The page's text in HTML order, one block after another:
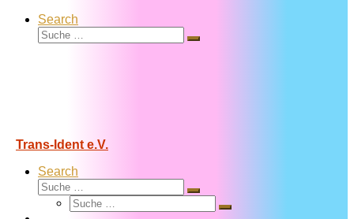
Search
Suche
Suche
Trans-Ident e.V.
Search
Suche
Suche
Suche
Suche